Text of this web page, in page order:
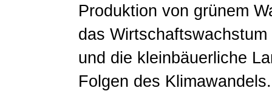
Produktion von grünem
das
und die kleinbäuerliche
Folgen des